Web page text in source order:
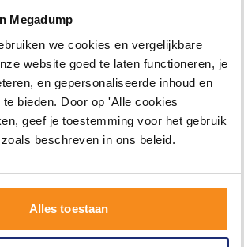
Megadump
we cookies en vergelijkbare
website goed te laten functioneren, je
en gepersonaliseerde inhoud en
bieden. Door op 'Alle cookies
geef je toestemming voor het gebruik
beschreven in ons beleid.
Alles toestaan
Terrastegel nexus pearl
60x120 rett 20mm
(doosinhoud 0,72 m2 per
doos)
0.72 m²
Morgen geleverd
89,94